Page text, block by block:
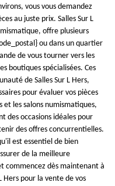
vous vous demandez
au juste prix. Salles Sur L
offre plusieurs
ou dans un quartier
de vous tourner vers les
boutiques spécialisées. Ces
de Salles Sur L Hers,
pour évaluer vos pièces
les salons numismatiques,
des occasions idéales pour
des offres concurrentielles.
est essentiel de bien
de la meilleure
commencez dès maintenant à
Hers pour la vente de vos